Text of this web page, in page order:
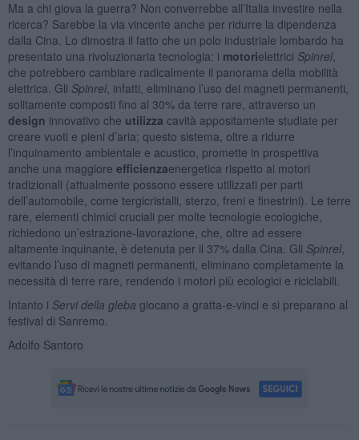
Ma a chi giova la guerra? Non converrebbe all’Italia investire nella
ricerca? Sarebbe la via vincente anche per ridurre la dipendenza
dalla Cina. Lo dimostra il fatto che un polo industriale lombardo ha
presentato una rivoluzionaria tecnologia: i motorielettrici Spinrel,
che potrebbero cambiare radicalmente il panorama della mobilità
elettrica. Gli Spinrel, infatti, eliminano l’uso dei magneti permanenti,
solitamente composti fino al 30% da terre rare, attraverso un
design innovativo che utilizza cavità appositamente studiate per
creare vuoti e pieni d’aria; questo sistema, oltre a ridurre
l’inquinamento ambientale e acustico, promette in prospettiva
anche una maggiore efficienzaenergetica rispetto ai motori
tradizionali (attualmente possono essere utilizzati per parti
dell’automobile, come tergicristalli, sterzo, freni e finestrini). Le terre
rare, elementi chimici cruciali per molte tecnologie ecologiche,
richiedono un’estrazione-lavorazione, che, oltre ad essere
altamente inquinante, è detenuta per il 37% dalla Cina. Gli Spinrel,
evitando l’uso di magneti permanenti, eliminano completamente la
necessità di terre rare, rendendo i motori più ecologici e riciclabili.
Intanto i Servi della gleba giocano a gratta-e-vinci e si preparano al
festival di Sanremo.
Adolfo Santoro